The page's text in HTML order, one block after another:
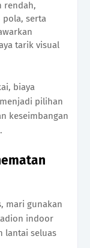
rendah,
pola, serta
tarik visual
biaya
pilihan
keseimbangan
mari gunakan
indoor
lantai seluas